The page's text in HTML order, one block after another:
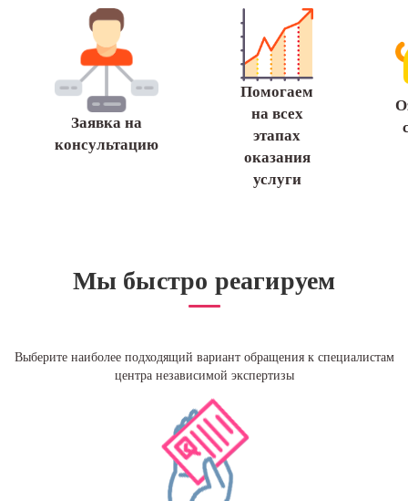
Заявка на
консультацию
Помогаем
на всех
этапах
оказания
услуги
Мы быстро реагируем
Выберите наиболее подходящий вариант обращения к специалистам
центра независимой экспертизы